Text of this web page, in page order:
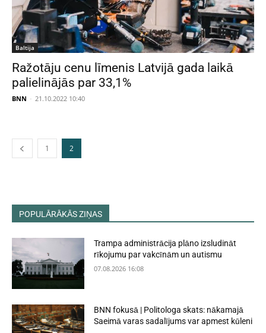
Baltija
Ražotāju cenu līmenis Latvijā gada laikā
palielinājās par 33,1%
BNN - 21.10.2022 10:40
1 2
POPULĀRĀKĀS ZIŅAS
Trampa administrācija plāno izsludināt
rīkojumu par vakcīnām un autismu
07.08.2026 16:08
BNN fokusā | Politologa skats: nākamajā
Saeimā varas sadalījums var apmest kūleni